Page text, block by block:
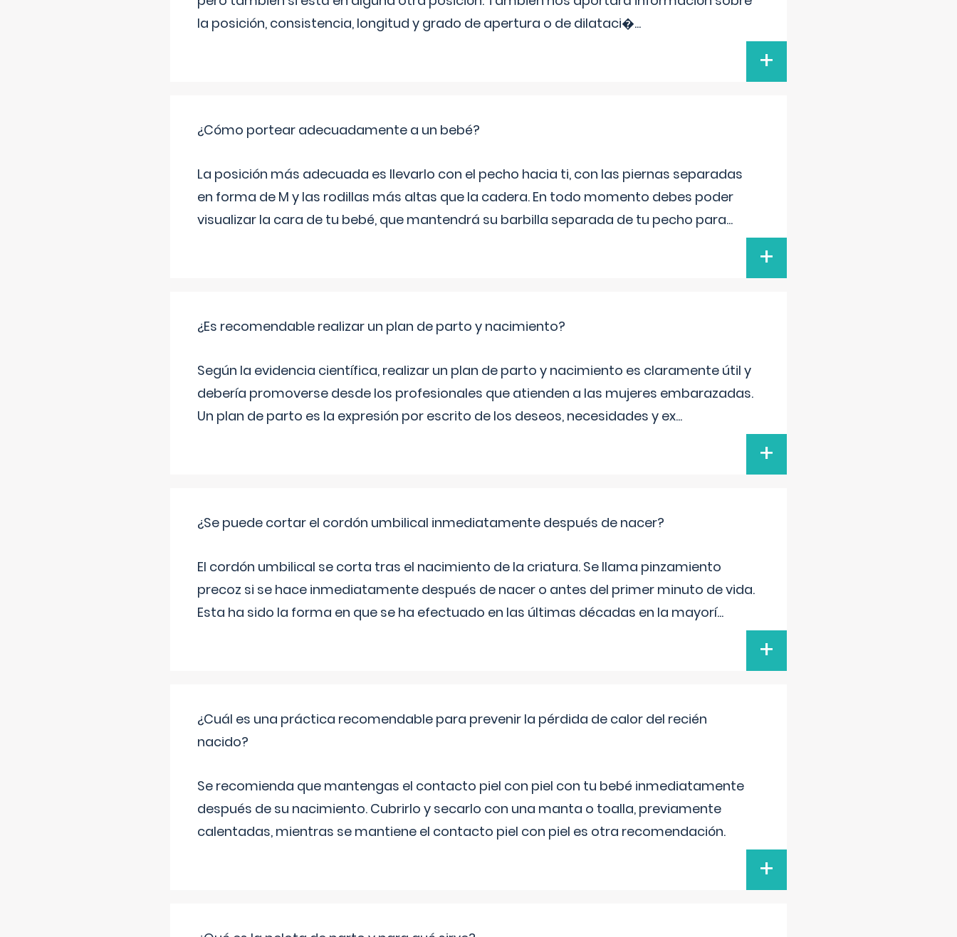
la posición, consistencia, longitud y grado de apertura o de dilataci�...
+
¿Cómo portear adecuadamente a un bebé?
La posición más adecuada es llevarlo con el pecho hacia ti, con las piernas separadas
en forma de M y las rodillas más altas que la cadera. En todo momento debes poder
visualizar la cara de tu bebé, que mantendrá su barbilla separada de tu pecho para...
+
¿Es recomendable realizar un plan de parto y nacimiento?
Según la evidencia científica, realizar un plan de parto y nacimiento es claramente útil y
debería promoverse desde los profesionales que atienden a las mujeres embarazadas.
Un plan de parto es la expresión por escrito de los deseos, necesidades y ex...
+
¿Se puede cortar el cordón umbilical inmediatamente después de nacer?
El cordón umbilical se corta tras el nacimiento de la criatura. Se llama pinzamiento
precoz si se hace inmediatamente después de nacer o antes del primer minuto de vida.
Esta ha sido la forma en que se ha efectuado en las últimas décadas en la mayorí...
+
¿Cuál es una práctica recomendable para prevenir la pérdida de calor del recién
nacido?
Se recomienda que mantengas el contacto piel con piel con tu bebé inmediatamente
después de su nacimiento. Cubrirlo y secarlo con una manta o toalla, previamente
calentadas, mientras se mantiene el contacto piel con piel es otra recomendación.
+